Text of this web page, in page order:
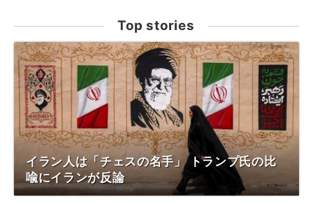
Top stories
イラン人は「チェスの名手」 トランプ氏の比
喩にイランが反論